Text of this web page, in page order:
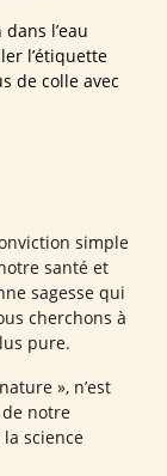
l’eau
l’étiquette
de colle avec
simple
santé et
sagesse qui
cherchons à
pure.
», n’est
notre
science